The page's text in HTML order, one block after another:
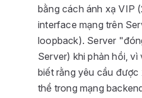
bằng cách ánh xạ VIP
interface mạng trên
loopback). Server
Server) khi phản hồi,
biết rằng yêu cầu
thể trong mạng